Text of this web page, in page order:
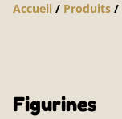
Accueil / Produits /
Figurines